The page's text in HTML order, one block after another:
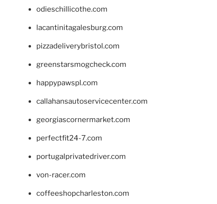
odieschillicothe.com
lacantinitagalesburg.com
pizzadeliverybristol.com
greenstarsmogcheck.com
happypawspl.com
callahansautoservicecenter.com
georgiascornermarket.com
perfectfit24-7.com
portugalprivatedriver.com
von-racer.com
coffeeshopcharleston.com